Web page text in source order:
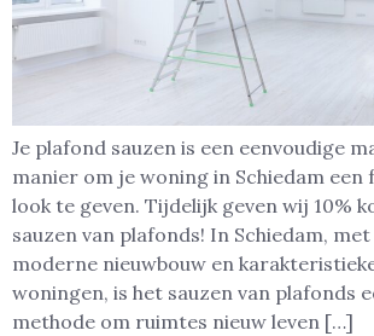
Je plafond sauzen is een eenvoudige
manier om je woning in Schiedam een
look te geven. Tijdelijk geven wij 10%
sauzen van plafonds! In Schiedam,
moderne nieuwbouw en
woningen, is het sauzen van plafonds
methode om ruimtes nieuw leven […]